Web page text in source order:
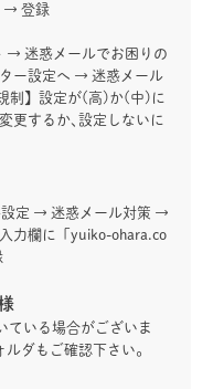
→ 登録
→ 迷惑メールでお困りの
ー設定へ → 迷惑メール
制】設定が(高)か(中)に
更するか､設定しないに
定 → 迷惑メール対策 →
力欄に「yuiko-ohara.co
ている場合がございま
ダもご確認下さい。